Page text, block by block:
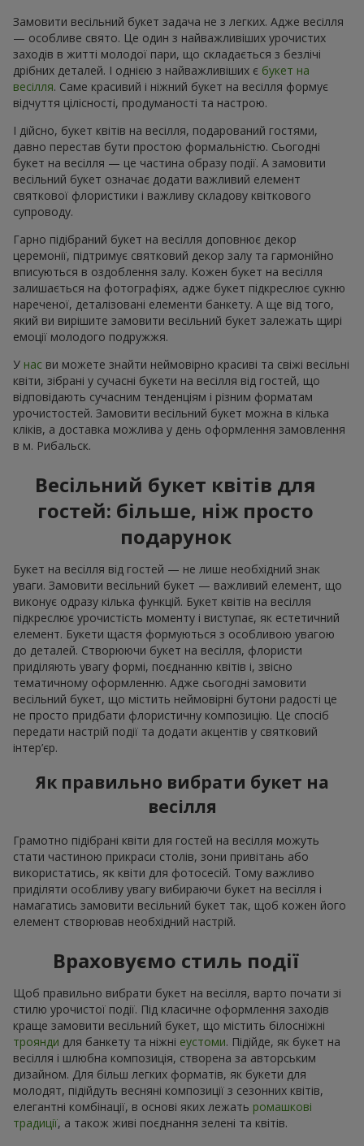
Замовити весільний букет задача не з легких. Адже весілля
— особливе свято. Це один з найважливіших урочистих
заходів в житті молодої пари, що складається з безлічі
дрібних деталей. І однією з найважливіших є букет на
весілля. Саме красивий і ніжний букет на весілля формує
відчуття цілісності, продуманості та настрою.
І дійсно, букет квітів на весілля, подарований гостями,
давно перестав бути простою формальністю. Сьогодні
букет на весілля — це частина образу події. А замовити
весільний букет означає додати важливий елемент
святкової флористики і важливу складову квіткового
супроводу.
Гарно підібраний букет на весілля доповнює декор
церемонії, підтримує святковий декор залу та гармонійно
вписуються в оздоблення залу. Кожен букет на весілля
залишається на фотографіях, адже букет підкреслює сукню
нареченої, деталізовані елементи банкету. А ще від того,
який ви вирішите замовити весільний букет залежать щирі
емоції молодого подружжя.
У нас ви можете знайти неймовірно красиві та свіжі весільні
квіти, зібрані у сучасні букети на весілля від гостей, що
відповідають сучасним тенденціям і різним форматам
урочистостей. Замовити весільний букет можна в кілька
кліків, а доставка можлива у день оформлення замовлення
в м. Рибальск.
Весільний букет квітів для
гостей: більше, ніж просто
подарунок
Букет на весілля від гостей — не лише необхідний знак
уваги. Замовити весільний букет — важливий елемент, що
виконує одразу кілька функцій. Букет квітів на весілля
підкреслює урочистість моменту і виступає, як естетичний
елемент. Букети щастя формуються з особливою увагою
до деталей. Створюючи букет на весілля, флористи
приділяють увагу формі, поєднанню квітів і, звісно
тематичному оформленню. Адже сьогодні замовити
весільний букет, що містить неймовірні бутони радості це
не просто придбати флористичну композицію. Це спосіб
передати настрій події та додати акцентів у святковий
інтер’єр.
Як правильно вибрати букет на
весілля
Грамотно підібрані квіти для гостей на весілля можуть
стати частиною прикраси столів, зони привітань або
використатись, як квіти для фотосесій. Тому важливо
приділяти особливу увагу вибираючи букет на весілля і
намагатись замовити весільний букет так, щоб кожен його
елемент створював необхідний настрій.
Враховуємо стиль події
Щоб правильно вибрати букет на весілля, варто почати зі
стилю урочистої події. Під класичне оформлення заходів
краще замовити весільний букет, що містить білосніжні
троянди для банкету та ніжні еустоми. Підійде, як букет на
весілля і шлюбна композиція, створена за авторським
дизайном. Для більш легких форматів, як букети для
молодят, підійдуть весняні композиції з сезонних квітів,
елегантні комбінації, в основі яких лежать ромашкові
традиції, а також живі поєднання зелені та квітів.